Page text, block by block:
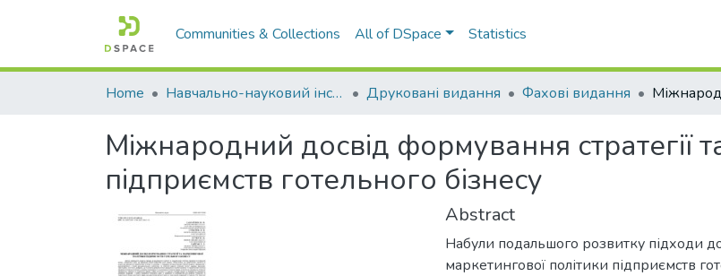
Communities & Collections All of DSpace Statistics
Home Навчально-науковий інститут економіки, управління, права та інформаційних технологій Друковані видання Фахові видання
Міжнародний досвід формування стратегії
підприємств готельного бізнесу
Abstract
Набули подальшого розвитку підходи
маркетингової політики підприємств